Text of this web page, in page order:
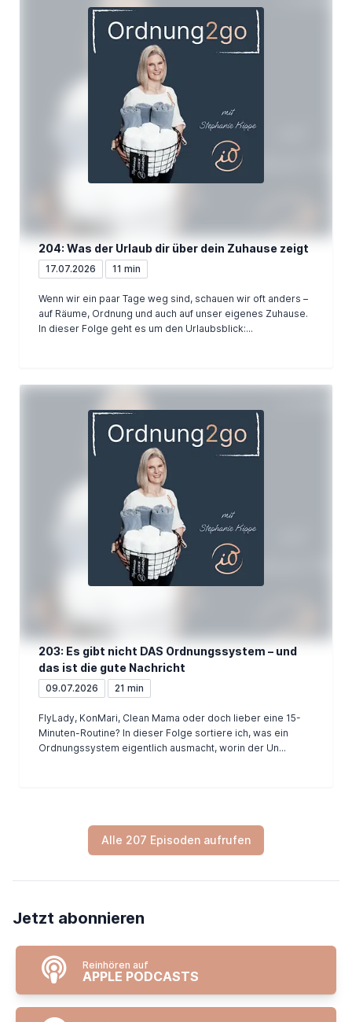
204: Was der Urlaub dir über dein Zuhause zeigt
17.07.2026 11 min
Wenn wir ein paar Tage weg sind, schauen wir oft anders –
auf Räume, Ordnung und auch auf unser eigenes Zuhause.
In dieser Folge geht es um den Urlaubsblick:...
203: Es gibt nicht DAS Ordnungssystem – und
das ist die gute Nachricht
09.07.2026 21 min
FlyLady, KonMari, Clean Mama oder doch lieber eine 15-
Minuten-Routine? In dieser Folge sortiere ich, was ein
Ordnungssystem eigentlich ausmacht, worin der Un...
Alle 207 Episoden aufrufen
Jetzt abonnieren
Reinhören auf
APPLE PODCASTS